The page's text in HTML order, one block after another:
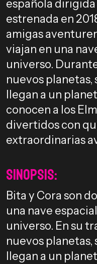
española
estrenada en
amigas
viajan en una
universo.
nuevos planetas,
llegan a un
conocen a los
divertidos con
extraordinarias
Sinopsis:
Bita y Cora son
una nave
universo. En su
nuevos planetas,
llegan a un